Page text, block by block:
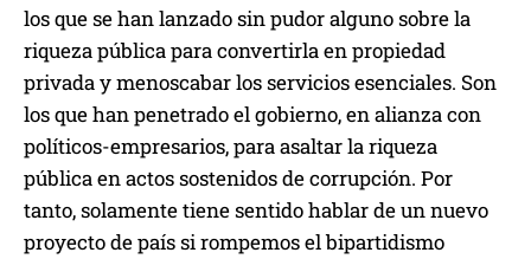
los que se han lanzado sin pudor alguno sobre la
riqueza pública para convertirla en propiedad
privada y menoscabar los servicios esenciales. Son
los que han penetrado el gobierno, en alianza con
políticos-empresarios, para asaltar la riqueza
pública en actos sostenidos de corrupción. Por
tanto, solamente tiene sentido hablar de un nuevo
proyecto de país si rompemos el bipartidismo